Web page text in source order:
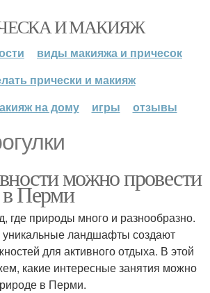
И МАКИЯЖ
виды макияжа и причесок
прически и макияж
на дому
игры отзывы
можно провести
в Перми
где природы много и разнообразно.
уникальные ландшафты создают
для активного отдыха. В этой
какие интересные занятия можно
в Перми.